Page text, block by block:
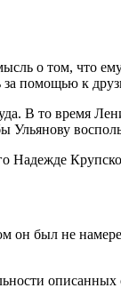
о том, что ему
за помощью к
В то время
Надежде
он был не